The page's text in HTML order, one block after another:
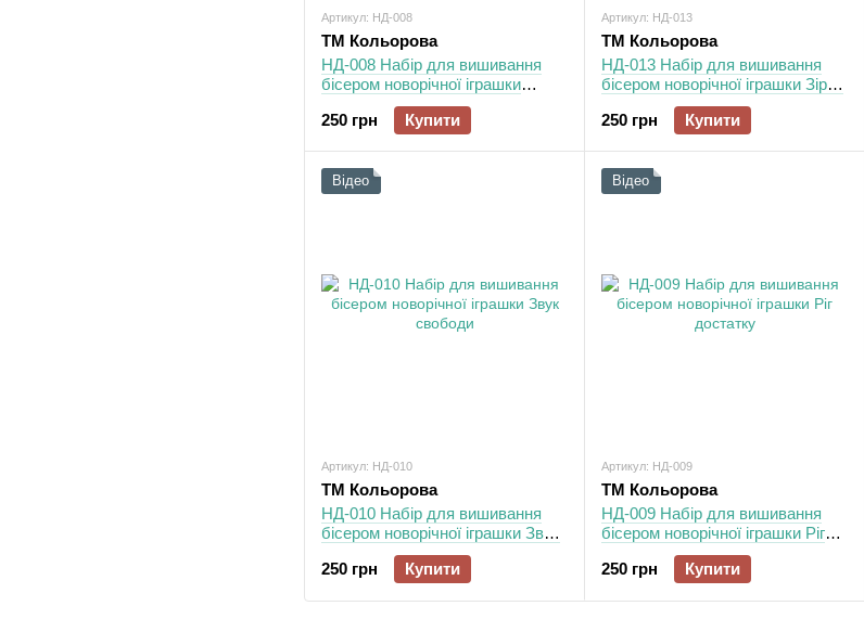
Артикул: НД-008
ТМ Кольорова
НД-008 Набір для вишивання
бісером новорічної іграшки
Символ сили
250 грн
Купити
Артикул: НД-013
ТМ Кольорова
НД-013 Набір для вишивання
бісером новорічної іграшки Зірка
250 грн
Купити
Відео
Артикул: НД-010
ТМ Кольорова
НД-010 Набір для вишивання
бісером новорічної іграшки Звук
250 грн
Купити
Відео
Артикул: НД-009
ТМ Кольорова
НД-009 Набір для вишивання
бісером новорічної іграшки Ріг
250 грн
Купити